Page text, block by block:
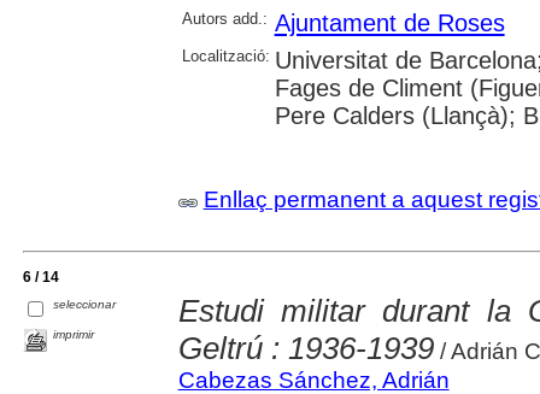
Autors add.: Ajuntament de Roses
Localització: Universitat de
Fages de Climent
Pere Calders (Llançà);
Enllaç permanent a aquest
6 / 14
seleccionar
imprimir
Estudi militar durant la
Geltrú : 1936-1939/ Adrián
Cabezas Sánchez, Adrián